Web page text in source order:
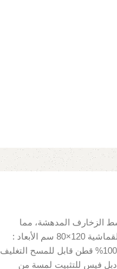
الزخارف المدهشة، مما
يضفي جمالًا فنيًا وشرقيًا على مساحاتك. اطلبها الآن! تفاصيل اللوحة القماشية 120×80 سم الأبعاد :
الطول 120 سم، العرض 80 سم الصنف : لوحة قماشية نوع القماش : 100% قطن قابل للمسح التغليف
دبل فيس للتثبيت لمسة من